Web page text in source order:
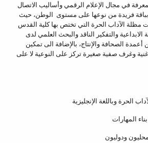
في مجال الإعلام الرقمي وأساليب الاتصال
بباقة فريدة من نوعها على مستوى الوطن، حيث
الآداب الحرة التي تختص بها كلية القدس
الابداعية والتفكير الناقد والبحث العلمي لدى
الصحافة والإنتاج، بالإضافة الى تمكين
وغرف صفية صغيرة تركز على النوعية لا على
الحرة وباللغة الإنجليزية
المهارات
ودوليون